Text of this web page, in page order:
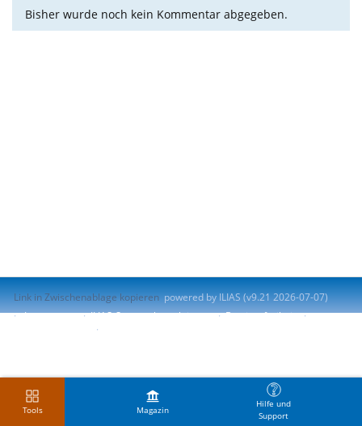
Tools Magazin
Hilfe und
Support
Bisher wurde noch kein Kommentar abgegeben.
Link in Zwischenablage kopieren powered by ILIAS (v9.21 2026-07-07)
Impressum
ILIAS-Support kontaktieren
Barrierefreiheit